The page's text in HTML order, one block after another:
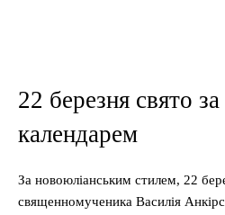
22 березня свято
календарем
За новоюліанським стилем, 22
священномученика Василія